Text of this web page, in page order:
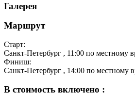
Галерея
Маршрут
Старт:
Санкт-Петербург , 11:00 по местному
Финиш:
Санкт-Петербург , 14:00 по местному
В стоимость включено :